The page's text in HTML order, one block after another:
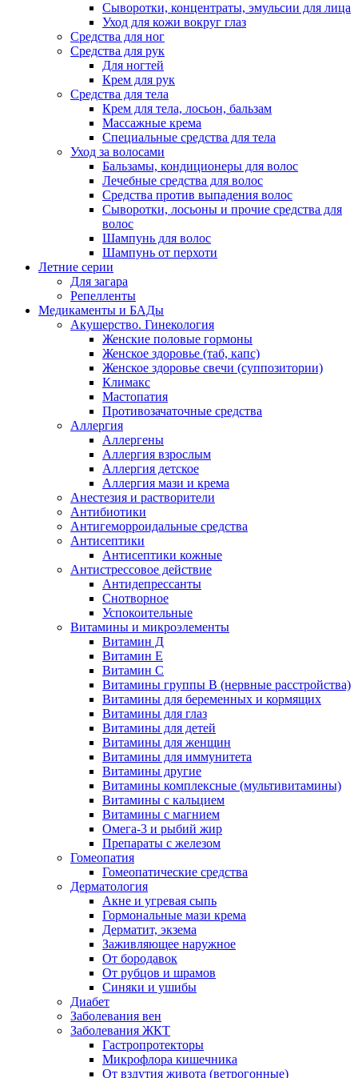
Сыворотки, концентраты, эмульсии для лица
Уход для кожи вокруг глаз
Средства для ног
Средства для рук
Для ногтей
Крем для рук
Средства для тела
Крем для тела, лосьон, бальзам
Массажные крема
Специальные средства для тела
Уход за волосами
Бальзамы, кондиционеры для волос
Лечебные средства для волос
Средства против выпадения волос
Сыворотки, лосьоны и прочие средства для
волос
Шампунь для волос
Шампунь от перхоти
Летние серии
Для загара
Репелленты
Медикаменты и БАДы
Акушерство. Гинекология
Женские половые гормоны
Женское здоровье (таб, капс)
Женское здоровье свечи (суппозитории)
Климакс
Мастопатия
Противозачаточные средства
Аллергия
Аллергены
Аллергия взрослым
Аллергия детское
Аллергия мази и крема
Анестезия и растворители
Антибиотики
Антигеморроидальные средства
Антисептики
Антисептики кожные
Антистрессовое действие
Антидепрессанты
Снотворное
Успокоительные
Витамины и микроэлементы
Витамин Д
Витамин Е
Витамин С
Витамины группы В (нервные расстройства)
Витамины для беременных и кормящих
Витамины для глаз
Витамины для детей
Витамины для женщин
Витамины для иммунитета
Витамины другие
Витамины комплексные (мультивитамины)
Витамины с кальцием
Витамины с магнием
Омега-3 и рыбий жир
Препараты с железом
Гомеопатия
Гомеопатические средства
Дерматология
Акне и угревая сыпь
Гормональные мази крема
Дерматит, экзема
Заживляющее наружное
От бородавок
От рубцов и шрамов
Синяки и ушибы
Диабет
Заболевания вен
Заболевания ЖКТ
Гастропротекторы
Микрофлора кишечника
От вздутия живота (ветрогонные)